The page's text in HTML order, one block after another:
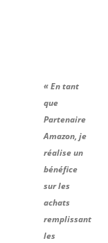
« En tant
que
Partenaire
Amazon, je
réalise un
bénéfice
sur les
achats
remplissant
les